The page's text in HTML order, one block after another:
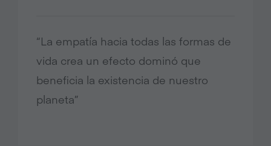
“La empatía hacia todas las formas de
vida crea un efecto dominó que
beneficia la existencia de nuestro
planeta”